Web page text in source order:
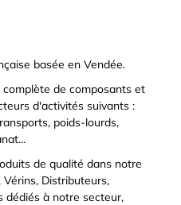
basée en Vendée.
de composants et
d'activités suivants :
poids-lourds,
de qualité dans notre
Distributeurs,
dédiés à notre secteur,